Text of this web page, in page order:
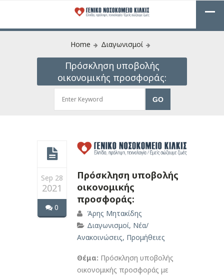
Home Διαγωνισμοί
Πρόσκληση υποβολής
οικονομικής προσφοράς:
Sep 28
2021
0
Πρόσκληση υποβολής
οικονομικής
προσφοράς:
Άρης Μητακίδης
Διαγωνισμοί, Νέα/
Ανακοινώσεις, Προμήθειες
Θέμα: Πρόσκληση υποβολής
οικονομικής προσφοράς με